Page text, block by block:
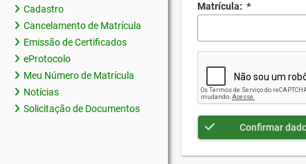
Cadastro
Cancelamento de Matrícula
Emissão de Certificados
eProtocolo
Meu Número de Matrícula
Notícias
Solicitação de Documentos
Matrícula: *
Confirmar